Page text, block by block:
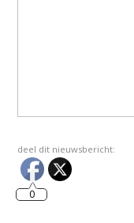
deel dit nieuwsbericht:
0